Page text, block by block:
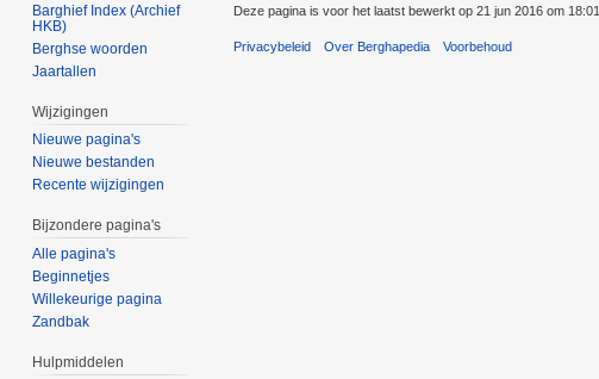
Barghief Index (Archief
HKB)
Berghse woorden
Jaartallen
Wijzigingen
Nieuwe pagina's
Nieuwe bestanden
Recente wijzigingen
Bijzondere pagina's
Alle pagina's
Beginnetjes
Willekeurige pagina
Zandbak
Hulpmiddelen
Deze pagina is voor het laatst bewerkt op 21 jun 2016 om 18:01.
Privacybeleid Over Berghapedia Voorbehoud